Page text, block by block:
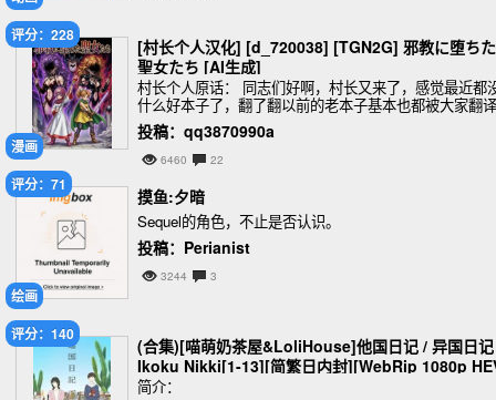
漫画
评分：228
[村长个人汉化] [d_720038] [TGN2G] 邪教に堕ちた
聖女たち [AI生成]
村长个人原话： 同志们好啊，村长又来了，感觉最近都
什么好本子了，翻了翻以前的老本子基本也都被大家翻译
了，现在时代进步了，大家都能自己干了真是欣慰，所以
村长要与时俱进搞点ai本。好久没翻译这么纯粹的
投稿：qq3870990a
6460 22
绘画
评分：71
摸鱼:夕暗
Sequel的角色，不止是否认识。
投稿：Perianist
3244 3
评分：140
(合集)[喵萌奶茶屋&LoliHouse]他国日记 / 异国日
Ikoku Nikki[1-13][简繁日内封][WebRip 1080p
C-10bit AAC][MKV][3.17GB]
简介：